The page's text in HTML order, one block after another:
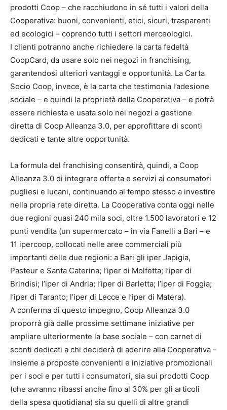
prodotti Coop – che racchiudono in sé tutti i valori della
Cooperativa: buoni, convenienti, etici, sicuri, trasparenti
ed ecologici – coprendo tutti i settori merceologici.
I clienti potranno anche richiedere la carta fedeltà
CoopCard, da usare solo nei negozi in franchising,
garantendosi ulteriori vantaggi e opportunità. La Carta
Socio Coop, invece, è la carta che testimonia l’adesione
sociale – e quindi la proprietà della Cooperativa – e potrà
essere richiesta e usata solo nei negozi a gestione
diretta di Coop Alleanza 3.0, per approfittare di sconti
dedicati e tante altre opportunità.
La formula del franchising consentirà, quindi, a Coop
Alleanza 3.0 di integrare offerta e servizi ai consumatori
pugliesi e lucani, continuando al tempo stesso a investire
nella propria rete diretta. La Cooperativa conta oggi nelle
due regioni quasi 240 mila soci, oltre 1.500 lavoratori e 12
punti vendita (un supermercato – in via Fanelli a Bari – e
11 ipercoop, collocati nelle aree commerciali più
importanti delle due regioni: a Bari gli iper Japigia,
Pasteur e Santa Caterina; l’iper di Molfetta; l’iper di
Brindisi; l’iper di Andria; l’iper di Barletta; l’iper di Foggia;
l’iper di Taranto; l’iper di Lecce e l’iper di Matera).
A conferma di questo impegno, Coop Alleanza 3.0
proporrà già dalle prossime settimane iniziative per
ampliare ulteriormente la base sociale – con carnet di
sconti dedicati a chi deciderà di aderire alla Cooperativa –
insieme a proposte convenienti e iniziative promozionali
per i soci e per tutti i consumatori, sia sui prodotti Coop
(che avranno ribassi anche fino al 30% per gli articoli
della spesa quotidiana) sia su quelli di altre grandi